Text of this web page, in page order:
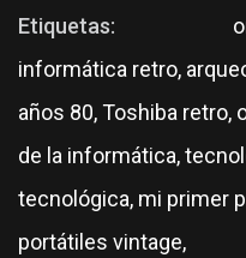
Etiquetas:
informática retro,
años 80, Toshiba retro,
de la informática,
tecnológica, mi primer
portátiles vintage,